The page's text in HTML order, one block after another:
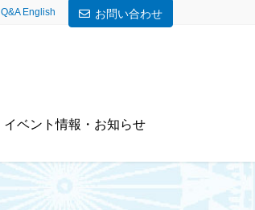
Q&A English お問い合わせ
イベント情報・お知らせ